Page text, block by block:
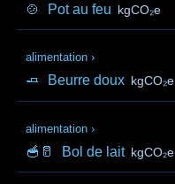
🍲 Pot au feu kgCO₂e
alimentation ›
🧈 Beurre doux kgCO₂e
alimentation ›
🥣🥛 Bol de lait kgCO₂e